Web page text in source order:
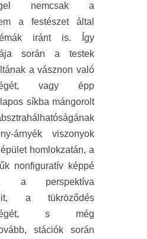
nemcsak a
a festészet által
iránt is. Így
során a testek
a vásznon való
vagy épp
síkba mángorolt
árnyék viszonyok
homlokzatán, a
nonfiguratív képpé
a perspektíva
a tükröződés
s még
stációk során